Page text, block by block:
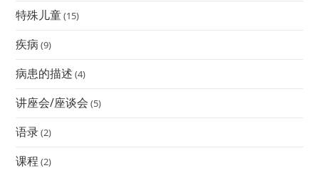
特殊儿童(15)
疾病 (9)
病患的描述 (4)
讲座会/座谈会 (5)
语录(2)
课程 (2)